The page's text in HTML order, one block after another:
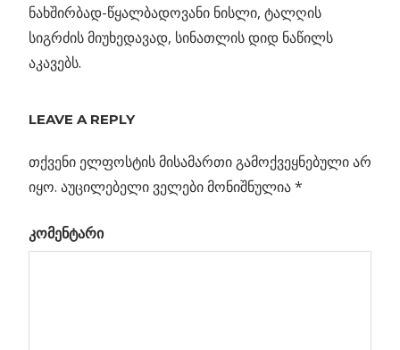
ნახშირბად-წყალბადოვანი ნისლი, ტალღის
სიგრძის მიუხედავად, სინათლის დიდ ნაწილს
აკავებს.
ნავიგაცია
Previous
ბომბი
LEAVE A REPLY
თქვენი ელფოსტის მისამართი გამოქვეყნებული არ
იყო. აუცილებელი ველები მონიშნულია*
კომენტარი